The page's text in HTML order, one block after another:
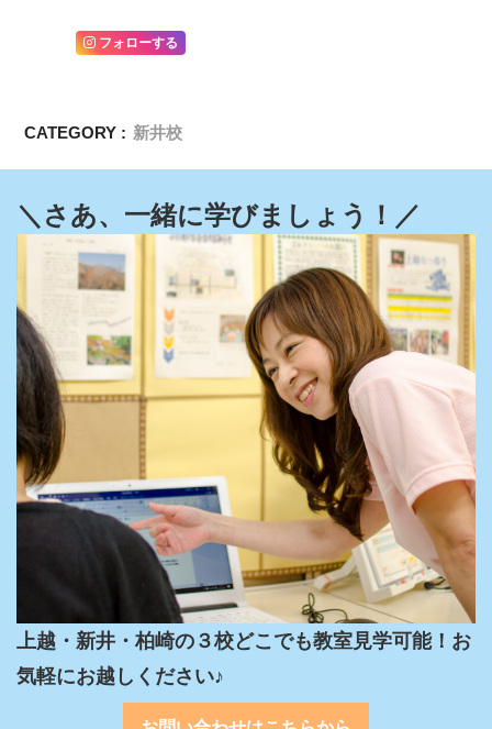
フォローする
CATEGORY : 新井校
＼さあ、一緒に学びましょう！／
上越・新井・柏崎の３校どこでも教室見学可能！お
気軽にお越しください♪